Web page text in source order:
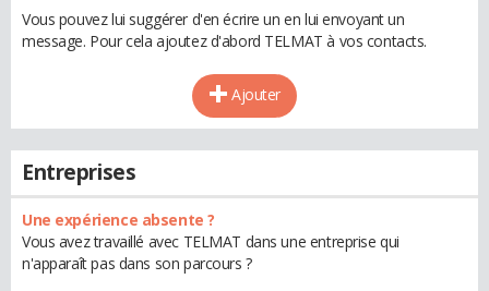
Vous pouvez lui suggérer d'en écrire un en lui envoyant un
message. Pour cela ajoutez d'abord TELMAT à vos contacts.
Ajouter
Entreprises
Une expérience absente ?
Vous avez travaillé avec TELMAT dans une entreprise qui
n'apparaît pas dans son parcours ?